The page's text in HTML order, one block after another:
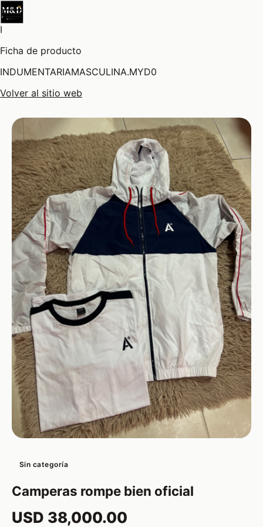
I
Ficha de producto
INDUMENTARIAMASCULINA.MYD0
Volver al sitio web
Sin categoría
Camperas rompe bien oficial
USD 38,000.00